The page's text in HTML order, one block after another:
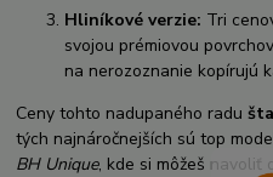
Hliníkové verzie: Tri
svojou prémiovou
na nerozoznanie kopírujú
Ceny tohto nadupaného radu
tých najnáročnejších sú top
BH Unique, kde si môžeš navoliť